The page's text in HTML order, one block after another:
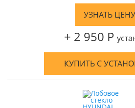
УЗНАТЬ ЦЕНУ
+ 2 950 Р
КУПИТЬ С